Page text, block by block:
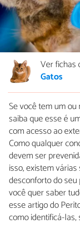
Ver fichas
Gatos
Se você tem um
saiba que esse é
com acesso ao
Como qualquer
devem ser
isso, existem
desconforto do
você quer saber
esse artigo do
como identificá-